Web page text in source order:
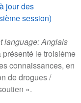
jour des
session)
language:Anglais
le troisième
connaissances, en
de drogues /
».